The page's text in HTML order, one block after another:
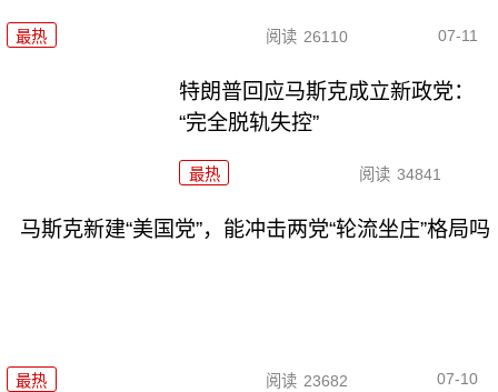
最热 阅读 26110 07-11
特朗普回应马斯克成立新政党：
“完全脱轨失控”
最热 阅读 34841
马斯克新建“美国党”，能冲击两党“轮流坐庄”格局吗
最热 阅读 23682 07-10